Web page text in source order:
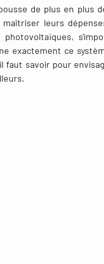
de plus en plus
leurs
exactement ce
faut savoir pour